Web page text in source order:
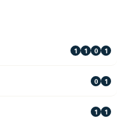
1 1 0 1
0 1
1 1